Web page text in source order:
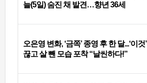
늘(5일) 숨진 채 발견…향년 36세
오은영 변화, ‘금쪽’ 종영 후 한 달...‘이것’
끊고 살 뺀 모습 포착 “날씬하다!”